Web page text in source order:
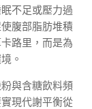
不足或壓力過
腹部脂肪堆積
路里，而是為
。
與含糖飲料頻
現代謝平衡從